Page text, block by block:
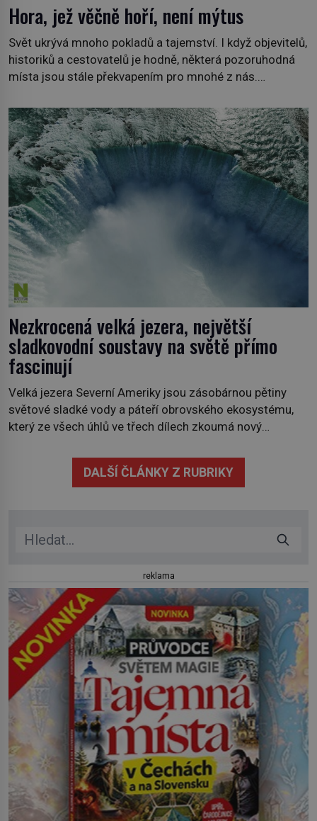
Hora, jež věčně hoří, není mýtus
Svět ukrývá mnoho pokladů a tajemství. I když objevitelů,
historiků a cestovatelů je hodně, některá pozoruhodná
místa jsou stále překvapením pro mnohé z nás.
Albánie či úchvatná atmosféra Kypru jsou jedny z míst,
která nám mají co nabídnout a vyprávět. Uznávaná
historička Bettany Hughes, se vydala prozkoumat
pozoruhodné úkazy, o kterých jste možná doposud
neslyšeli. Hora, […]
Nezkrocená velká jezera, největší
sladkovodní soustavy na světě přímo
fascinují
Velká jezera Severní Ameriky jsou zásobárnou pětiny
světové sladké vody a páteří obrovského ekosystému,
který ze všech úhlů ve třech dílech zkoumá nový
premiéře jej uvidíte na Viasat Nature v pondělí 5.
července. Hořejší jezero, Huronské jezero, Michiganské
DALŠÍ ČLÁNKY Z RUBRIKY
reklama